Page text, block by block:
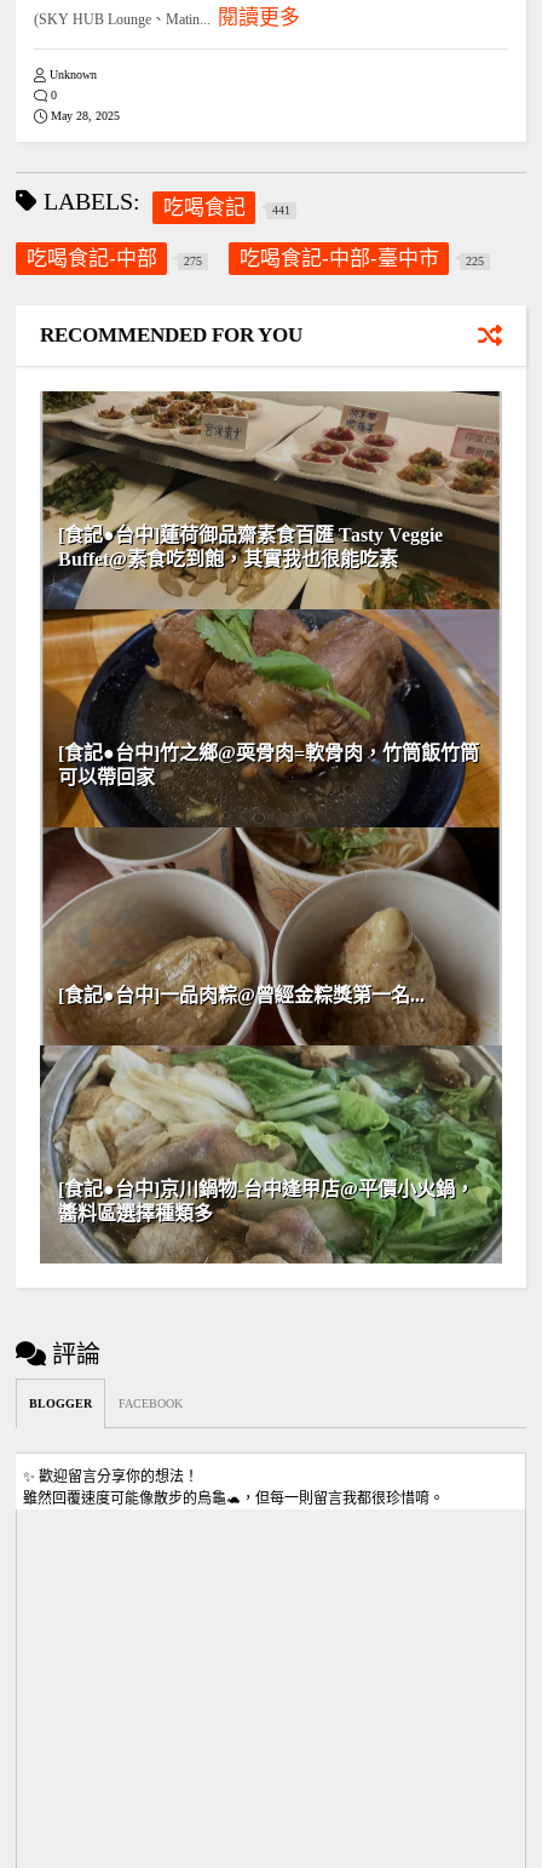
(SKY HUB Lounge、Matin...
閱讀更多
Unknown
0
May 28, 2025
LABELS: 吃喝食記 441
吃喝食記-中部 275 吃喝食記-中部-臺中市 225
RECOMMENDED FOR YOU
[食記●台中]蓮荷御品齋素食百匯 Tasty Veggie
Buffet@素食吃到飽，其實我也很能吃素
[食記●台中]竹之鄉@耎骨肉=軟骨肉，竹筒飯竹筒
可以帶回家
[食記●台中]一品肉粽@曾經金粽獎第一名...
[食記●台中]京川鍋物-台中逢甲店@平價小火鍋，
醬料區選擇種類多
評論
BLOGGER FACEBOOK
✨ 歡迎留言分享你的想法！
雖然回覆速度可能像散步的烏龜🐢，但每一則留言我都很珍惜唷。